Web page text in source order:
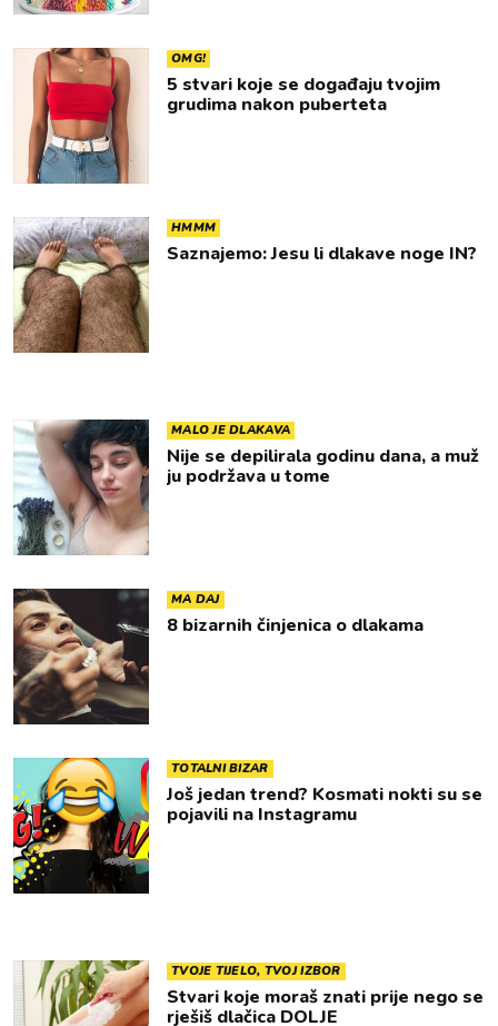
OMG!
5 stvari koje se događaju tvojim
grudima nakon puberteta
HMMM
Saznajemo: Jesu li dlakave noge IN?
MALO JE DLAKAVA
Nije se depilirala godinu dana, a muž
ju podržava u tome
MA DAJ
8 bizarnih činjenica o dlakama
TOTALNI BIZAR
Još jedan trend? Kosmati nokti su se
pojavili na Instagramu
TVOJE TIJELO, TVOJ IZBOR
Stvari koje moraš znati prije nego se
rješiš dlačica DOLJE